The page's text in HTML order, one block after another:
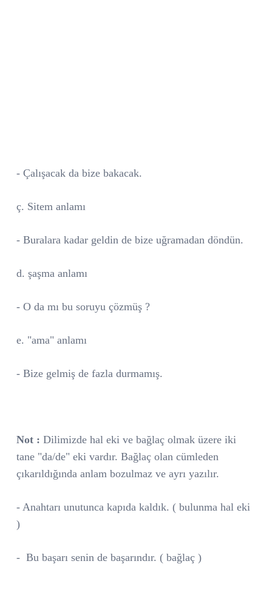
- Çalışacak da bize bakacak.
ç. Sitem anlamı
- Buralara kadar geldin de bize uğramadan döndün.
d. şaşma anlamı
- O da mı bu soruyu çözmüş ?
e. "ama" anlamı
- Bize gelmiş de fazla durmamış.
Not : Dilimizde hal eki ve bağlaç olmak üzere iki
tane "da/de" eki vardır. Bağlaç olan cümleden
çıkarıldığında anlam bozulmaz ve ayrı yazılır.
- Anahtarı unutunca kapıda kaldık. ( bulunma hal eki
)
- Bu başarı senin de başarındır. ( bağlaç )